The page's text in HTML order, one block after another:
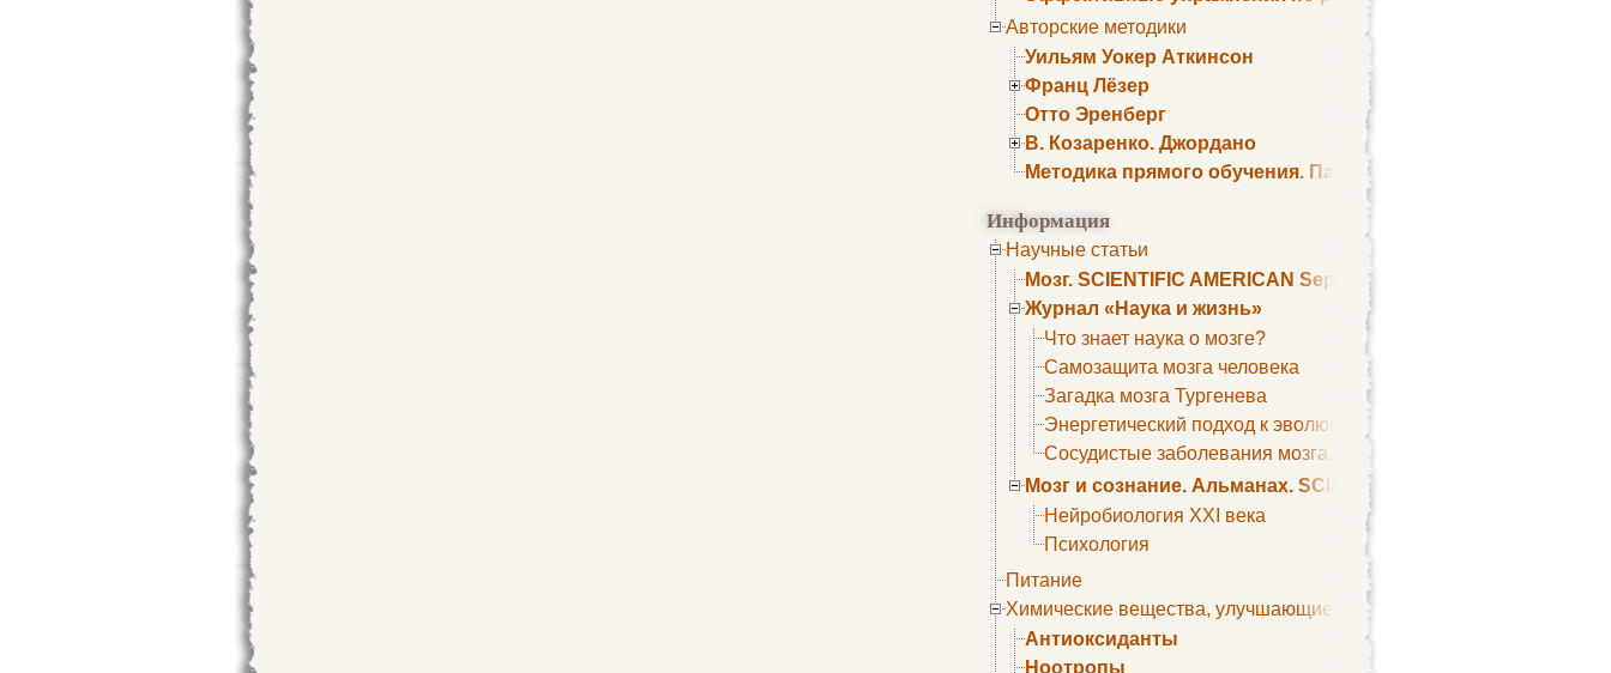
Авторские методики
Уильям Уокер Аткинсон
Франц Лёзер
Отто Эренберг
В. Козаренко. Джордано
Методика прямого обучения. Пауль Шелли
Информация
Научные статьи
Мозг. SCIENTIFIC AMERICAN September 1979
Журнал «Наука и жизнь»
Что знает наука о мозге?
Самозащита мозга человека
Загадка мозга Тургенева
Энергетический подход к эволюции мозга
Сосудистые заболевания мозга. Все может начаться с
Мозг и сознание. Альманах. SCIENTIFIC AMERICAN
Нейробиология XXI века
Психология
Питание
Химические вещества, улучшающие умственные способности
Антиоксиданты
Ноотропы